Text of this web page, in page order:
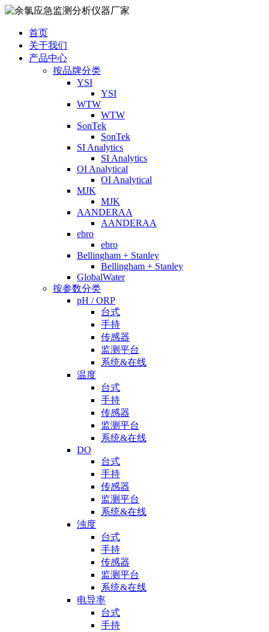
首页
关于我们
产品中心
按品牌分类
YSI
YSI
WTW
WTW
SonTek
SonTek
SI Analytics
SI Analytics
OI Analytical
OI Analytical
MJK
MJK
AANDERAA
AANDERAA
ebro
ebro
Bellingham + Stanley
Bellingham + Stanley
GlobalWater
按参数分类
pH / ORP
台式
手持
传感器
监测平台
系统&在线
温度
台式
手持
传感器
监测平台
系统&在线
DO
台式
手持
传感器
监测平台
系统&在线
浊度
台式
手持
传感器
监测平台
系统&在线
电导率
台式
手持